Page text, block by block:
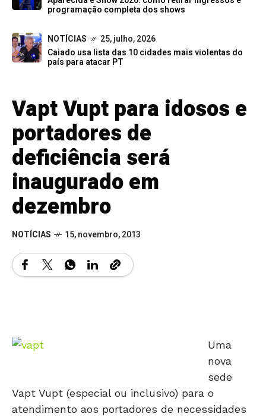
programação completa dos shows
NOTÍCIAS
25, julho, 2026
Caiado usa lista das 10 cidades mais violentas do
país para atacar PT
Vapt Vupt para idosos e
portadores de
deficiência será
inaugurado em
dezembro
NOTÍCIAS 15, novembro, 2013
nova
sede
Vapt Vupt (especial ou inclusivo) para o
atendimento aos portadores de necessidades
especiais e idosos será inaugurada no início de